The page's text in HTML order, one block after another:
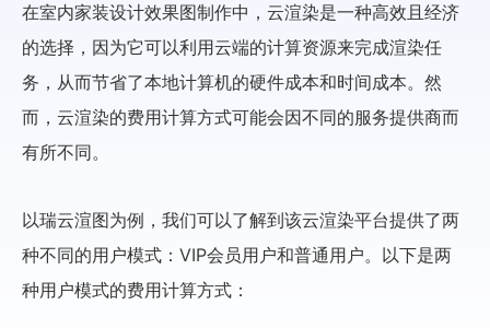
在室内家装设计效果图制作中，云渲染是一种高效且经济
的选择，因为它可以利用云端的计算资源来完成渲染任
务，从而节省了本地计算机的硬件成本和时间成本。然
而，云渲染的费用计算方式可能会因不同的服务提供商而
有所不同。
以瑞云渲图为例，我们可以了解到该云渲染平台提供了两
种不同的用户模式：VIP会员用户和普通用户。以下是两
种用户模式的费用计算方式：